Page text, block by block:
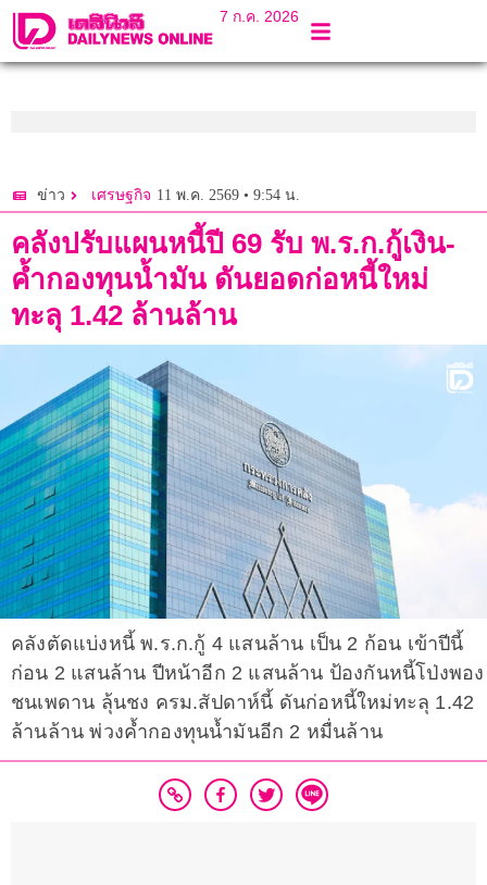
7 ก.ค. 2026
ข่าว เศรษฐกิจ 11 พ.ค. 2569 • 9:54 น.
คลังปรับแผนหนี้ปี 69 รับ พ.ร.ก.กู้เงิน-
ค้ำกองทุนน้ำมัน ดันยอดก่อหนี้ใหม่
ทะลุ 1.42 ล้านล้าน
คลังตัดแบ่งหนี้ พ.ร.ก.กู้ 4 แสนล้าน เป็น 2 ก้อน เข้าปีนี้
ก่อน 2 แสนล้าน ปีหน้าอีก 2 แสนล้าน ป้องกันหนี้โป่งพอง
ชนเพดาน ลุ้นชง ครม.สัปดาห์นี้ ดันก่อหนี้ใหม่ทะลุ 1.42
ล้านล้าน พ่วงค้ำกองทุนน้ำมันอีก 2 หมื่นล้าน